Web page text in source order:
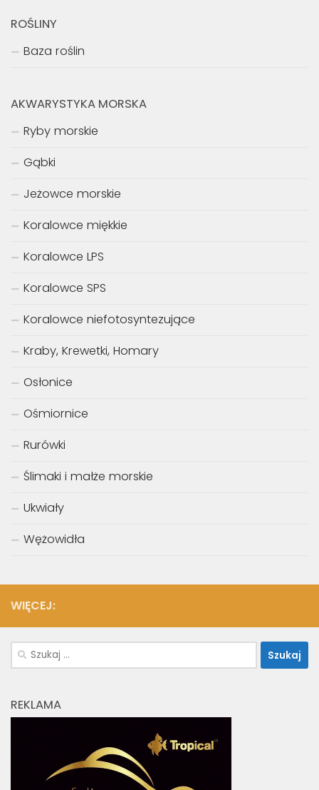
ROŚLINY
Baza roślin
AKWARYSTYKA MORSKA
Ryby morskie
Gąbki
Jeżowce morskie
Koralowce miękkie
Koralowce LPS
Koralowce SPS
Koralowce niefotosyntezujące
Kraby, Krewetki, Homary
Osłonice
Ośmiornice
Rurówki
Ślimaki i małże morskie
Ukwiały
Wężowidła
WIĘCEJ:
Szukaj:
REKLAMA